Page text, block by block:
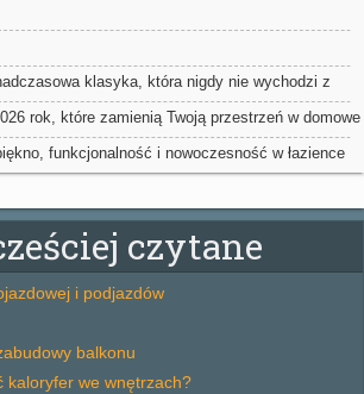
klasyka, która nigdy nie wychodzi z
rok, które zamienią Twoją przestrzeń w domowe
funkcjonalność i nowoczesność w łazience
czytane
i podjazdów
balkonu
kaloryfer we wnętrzach?